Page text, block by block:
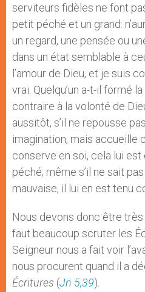
serviteurs fidèles ne font
petit péché et un grand:
un regard, une pensée ou
dans un état semblable à
l’amour de Dieu, et je suis
vrai. Quelqu’un a-t-il formé
contraire à la volonté de
aussitôt, s’il ne repousse
imagination, mais accueille
conserve en soi, cela lui
péché; même s’il ne sait
mauvaise, il lui en est tenu
Nous devons donc être
faut beaucoup scruter les
Seigneur nous a fait voir
nous procurent quand il a
Écritures (Jn 5,39).